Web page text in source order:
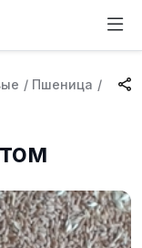
/ Пшеница /